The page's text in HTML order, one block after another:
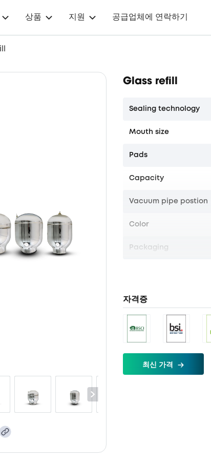
상품 지원 공급업체에 연락하기
Glass refill
Sealing technology
Mouth size
Pads
Capacity
Vacuum pipe postion
Color
Packaging
자격증
최신 가격